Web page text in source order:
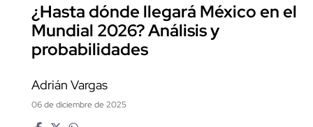
¿Hasta dónde llegará México en el
Mundial 2026? Análisis y
probabilidades
Adrián Vargas
06 de diciembre de 2025